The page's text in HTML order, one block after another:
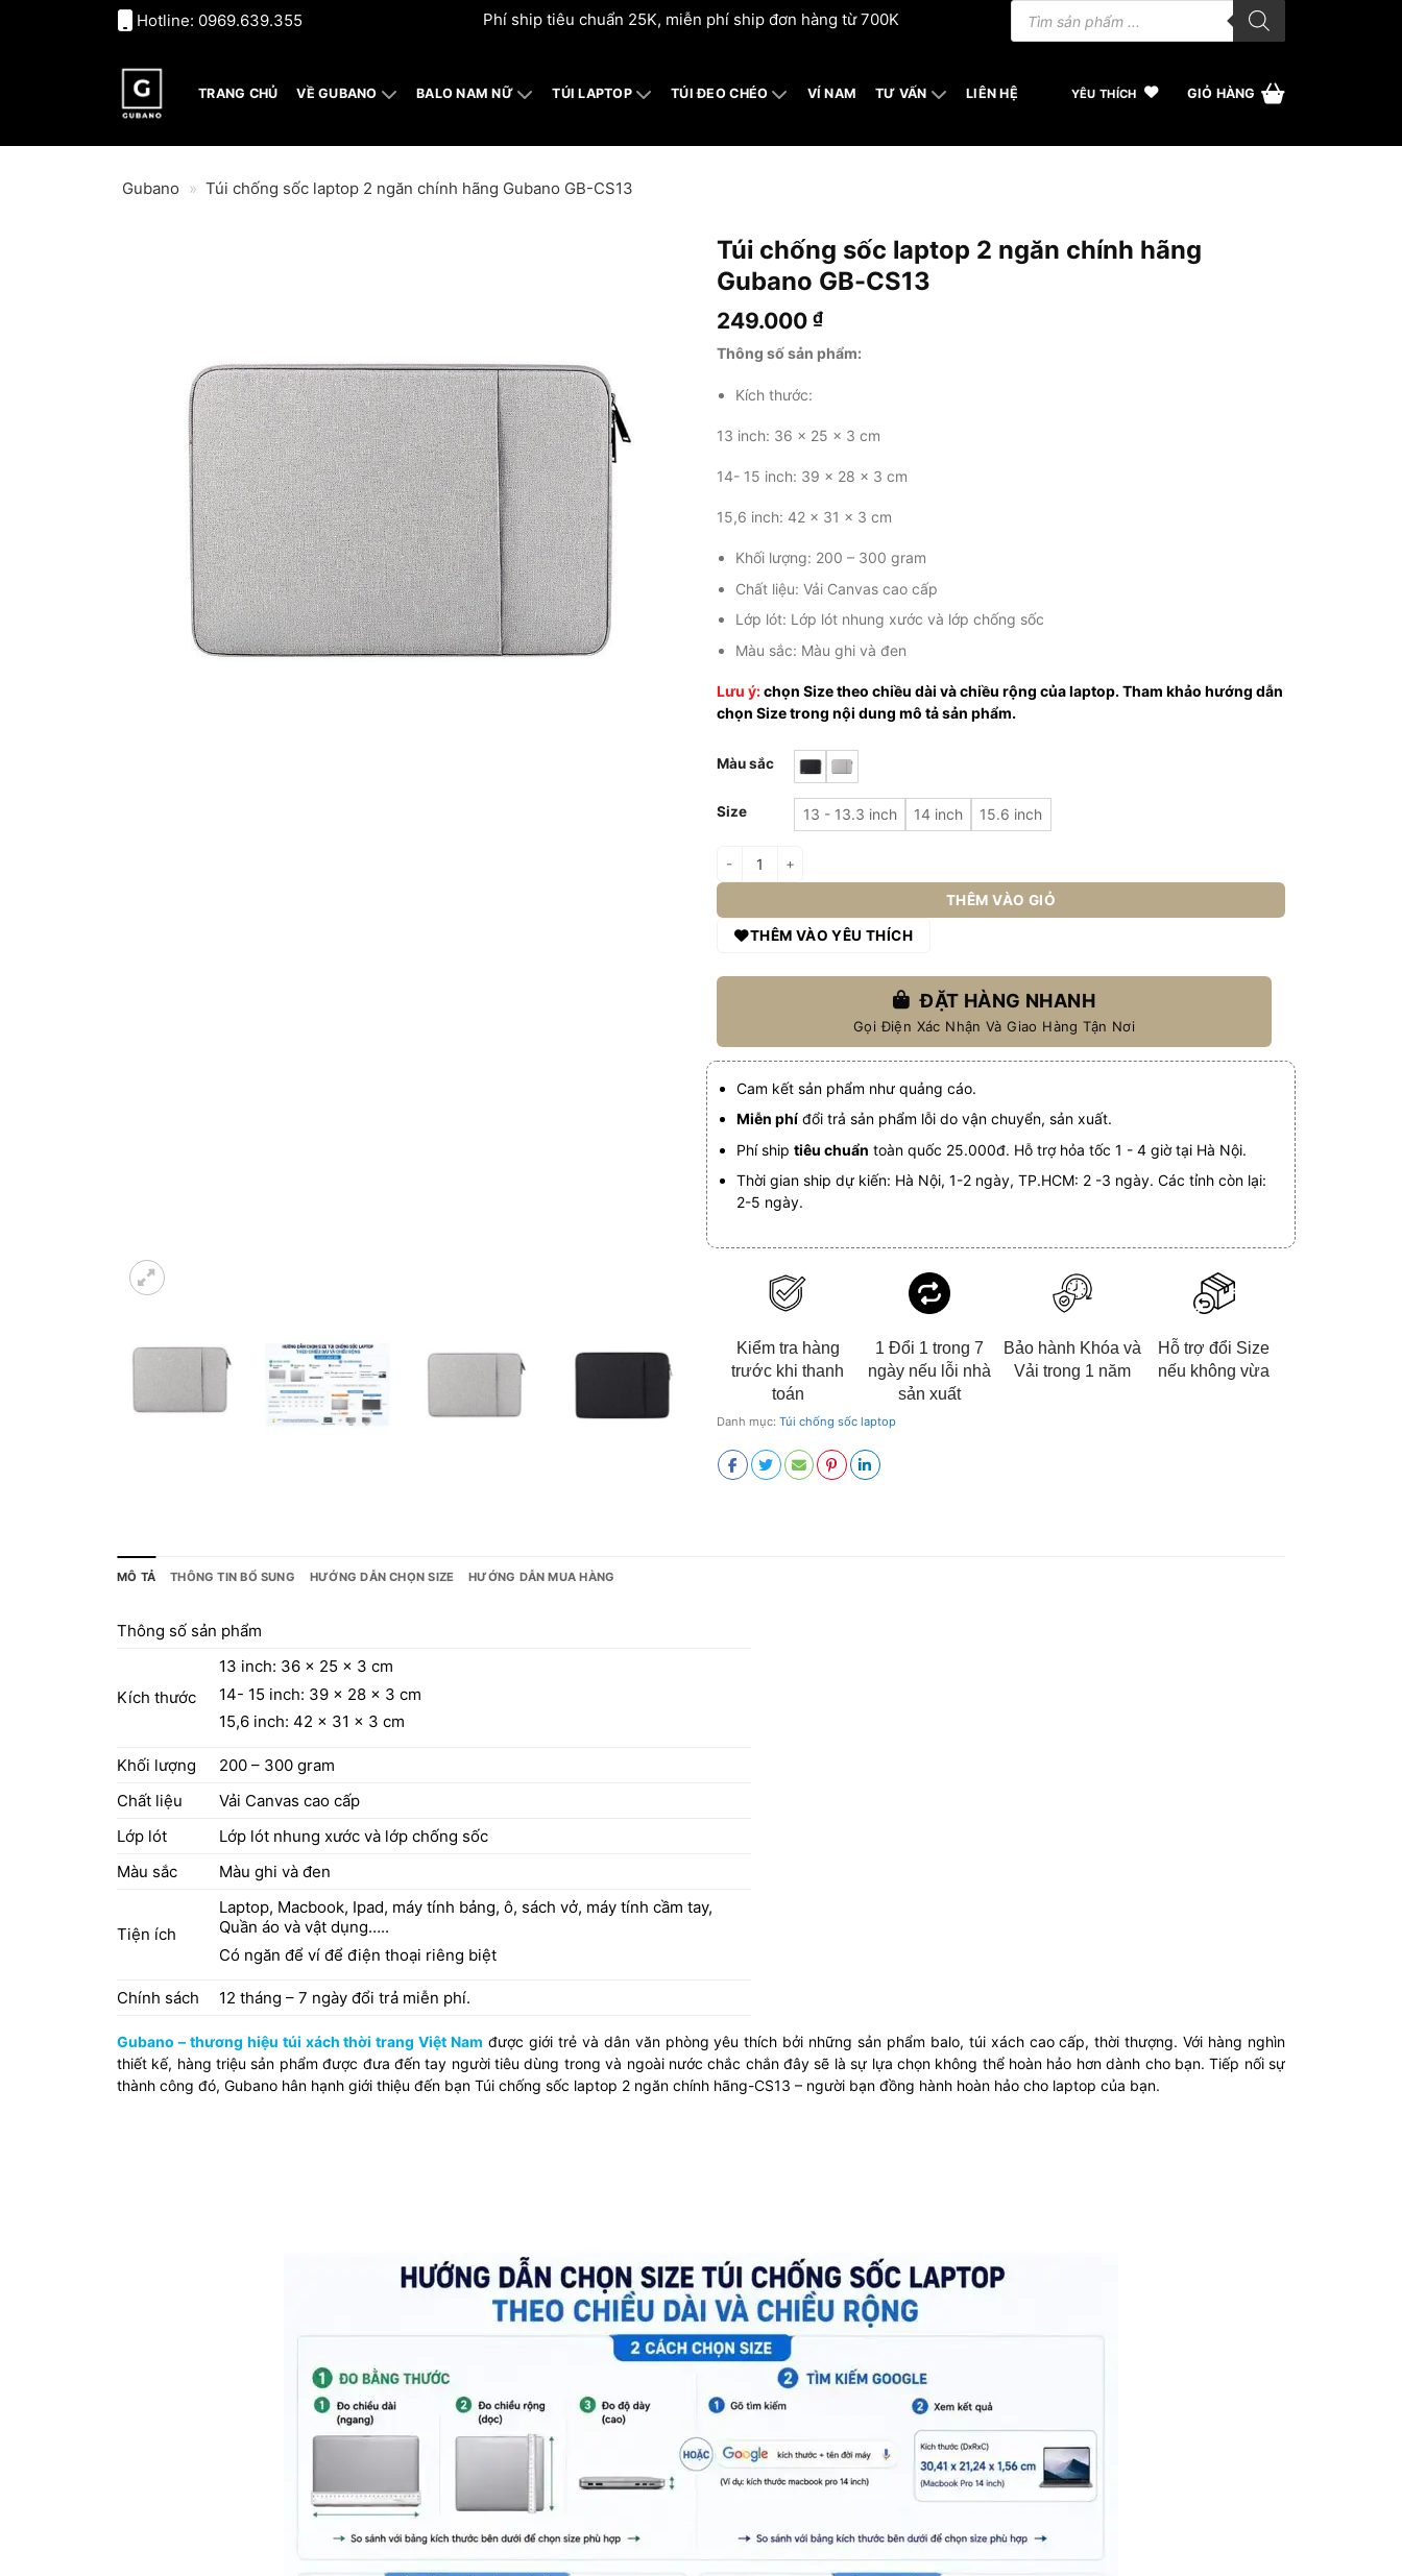
Hotline: 0969.639.355 Phí ship tiêu chuẩn 25K, miễn phí ship đơn hàng từ 700K
Tìm
TRANG CHỦ VỀ GUBANO BALO NAM NỮ TÚI LAPTOP TÚI ĐEO CHÉO VÍ NAM TƯ VẤN LIÊN HỆ YÊU THÍCH GIỎ HÀNG
Gubano » Túi chống sốc laptop 2 ngăn chính hãng Gubano GB-CS13
Túi chống sốc laptop 2 ngăn chính hãng
Gubano GB-CS13
249.000 ₫
Thông số sản phẩm:
Kích thước:
13 inch: 36 x 25 x 3 cm
14- 15 inch: 39 x 28 x 3 cm
15,6 inch: 42 x 31 x 3 cm
Khối lượng: 200 – 300 gram
Chất liệu: Vải Canvas cao cấp
Lớp lót: Lớp lót nhung xước và lớp chống sốc
Màu sắc: Màu ghi và đen
Lưu ý:chọn Size theo chiều dài và chiều rộng của laptop. Tham khảo hướng dẫn
chọn Size trong nội dung mô tả sản phẩm.
Màu sắc
Size 13 - 13.3 inch 14 inch 15.6 inch
Túi chống sốc laptop 2 ngăn chính hãng Gubano GB-CS13 số lượng
THÊM VÀO GIỎ
THÊM VÀO YÊU THÍCH
ĐẶT HÀNG NHANH
Gọi Điện Xác Nhận Và Giao Hàng Tận Nơi
Cam kết sản phẩm như quảng cáo.
Miễn phíđổi trả sản phẩm lỗi do vận chuyển, sản xuất.
Phí ship tiêu chuẩn toàn quốc 25.000đ. Hỗ trợ hỏa tốc 1 - 4 giờ tại Hà Nội.
Thời gian ship dự kiến: Hà Nội, 1-2 ngày, TP.HCM: 2 -3 ngày. Các tỉnh còn lại:
2-5 ngày.
Kiểm tra hàng
trước khi thanh
toán
1 Đổi 1 trong 7
ngày nếu lỗi nhà
sản xuất
Bảo hành Khóa và
Vải trong 1 năm
Hỗ trợ đổi Size
nếu không vừa
Danh mục: Túi chống sốc laptop
MÔ TẢ THÔNG TIN BỔ SUNG HƯỚNG DẪN CHỌN SIZE HƯỚNG DẪN MUA HÀNG
Thông số sản phẩm
Kích thước
13 inch: 36 x 25 x 3 cm
14- 15 inch: 39 x 28 x 3 cm
15,6 inch: 42 x 31 x 3 cm
Khối lượng
200 – 300 gram
Chất liệu
Vải Canvas cao cấp
Lớp lót
Lớp lót nhung xước và lớp chống sốc
Màu sắc
Màu ghi và đen
Tiện ích
Laptop, Macbook, Ipad, máy tính bảng, ô, sách vở, máy tính cầm tay,
Quần áo và vật dụng…..
Có ngăn để ví để điện thoại riêng biệt
Chính sách 12 tháng – 7 ngày đổi trả miễn phí.
Gubano – thương hiệu túi xách thời trang Việt Nam được giới trẻ và dân văn phòng yêu thích bởi những sản phẩm balo, túi xách cao cấp, thời thượng. Với hàng nghìn
thiết kế, hàng triệu sản phẩm được đưa đến tay người tiêu dùng trong và ngoài nước chắc chắn đây sẽ là sự lựa chọn không thể hoàn hảo hơn dành cho bạn. Tiếp nối sự
thành công đó, Gubano hân hạnh giới thiệu đến bạn Túi chống sốc laptop 2 ngăn chính hãng-CS13 – người bạn đồng hành hoàn hảo cho laptop của bạn.